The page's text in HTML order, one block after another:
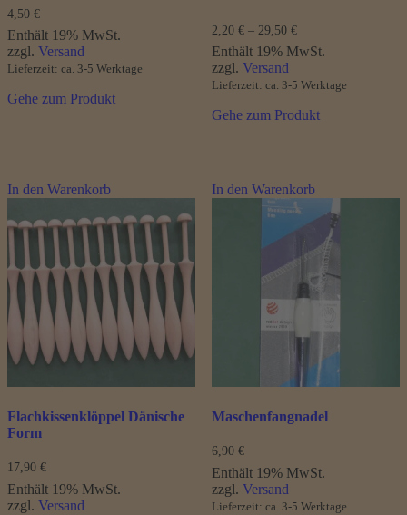
4,50 €
Enthält 19% MwSt.
zzgl. Versand
Lieferzeit: ca. 3-5 Werktage
Gehe zum Produkt
2,20 € – 29,50 €Preisspanne:
2,20 €
bis
Enthält 19% MwSt.
zzgl. Versand
Lieferzeit: ca. 3-5 Werktage
Gehe zum Produkt
In den Warenkorb
Flachkissenklöppel Dänische
Form
17,90 €
Enthält 19% MwSt.
zzgl. Versand
In den Warenkorb
Maschenfangnadel
6,90 €
Enthält 19% MwSt.
zzgl. Versand
Lieferzeit: ca. 3-5 Werktage